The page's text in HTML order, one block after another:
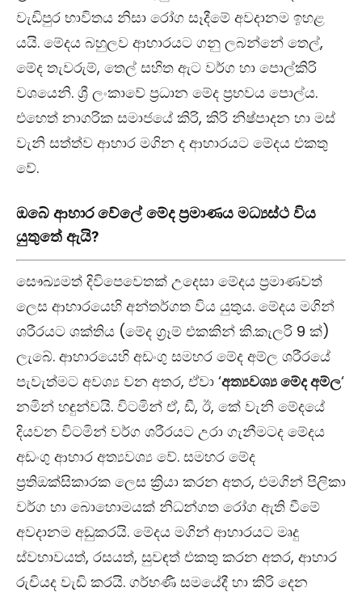
වැඩිපුර භාවිතය නිසා රෝග සෑදීමේ අවදානම ඉහළ
යයි. මේදය බහුලව ආහාරයට ගනු ලබන්නේ තෙල්,
මේද තැවරුම්, තෙල් සහිත ඇට වර්ග හා පොල්කිරි
වශයෙනි. ශ්‍රී ලංකාවේ ප්‍රධාන මේද ප්‍රභවය පොල්ය.
එහෙත් නාගරික සමාජයේ කිරි, කිරි නිෂ්පාදන හා මස්
වැනි සත්ත්ව ආහාර මගින ද ආහාරයට මේදය එකතු
වේ.
ඔබේ ආහාර වේලේ මේද ප්‍රමාණය මධ්‍යස්ථ විය
යුතුතේ ඇයි?
සෞඛ්‍යමත් දිවිපෙවෙතක් උදෙසා මේදය ප්‍රමාණවත්
ලෙස ආහාරයෙහි අන්තර්ගත විය යුතුය. මේදය මගින්
ශරීරයට ශක්තිය (මේද ග්‍රෑම් එකකින් කි.කැලරි 9 ක්)
ලැබේ. ආහාරයෙහි අඩංගු සමහර මේද අම්ල ශරීරයේ
පැවැත්මට අවශ්‍ය වන අතර, ඒවා ‘අත්‍යවශ්‍ය මේද අම්ල‘
නමින් හඳුන්වයි. විටමින් ඒ, ඩී, ඊ, කේ වැනි මේදයේ
දියවන විටමින් වර්ග ශරීරයට උරා ගැනීමටද මේදය
අඩංගු ආහාර අත්‍යවශ්‍ය වේ. සමහර මේද
ප්‍රතිඔක්සිකාරක ලෙස ක්‍රියා කරන අතර, එමගින් පිලිකා
වර්ග හා බොහොමයක් නිධන්ගත රෝග ඇති වීමේ
අවදානම අඩුකරයි. මේදය මගින් ආහාරයට මෘදු
ස්වභාවයත්, රසයත්, සුවඳත් එකතු කරන අතර, ආහාර
රුචියද වැඩි කරයි. ගර්භණී සමයේදී හා කිරි දෙන